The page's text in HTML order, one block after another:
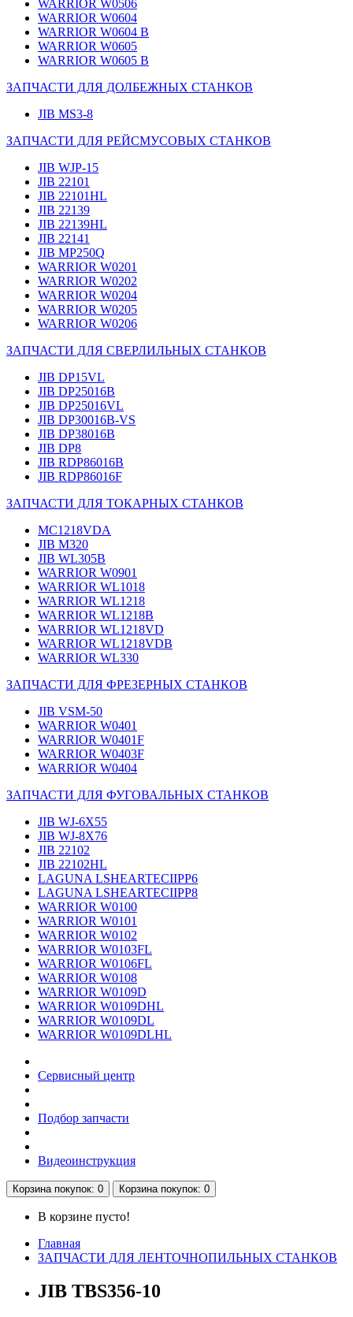
WARRIOR W0506
WARRIOR W0604
WARRIOR W0604 B
WARRIOR W0605
WARRIOR W0605 B
ЗАПЧАСТИ ДЛЯ ДОЛБЕЖНЫХ СТАНКОВ
JIB MS3-8
ЗАПЧАСТИ ДЛЯ РЕЙСМУСОВЫХ СТАНКОВ
JIB WJP-15
JIB 22101
JIB 22101HL
JIB 22139
JIB 22139HL
JIB 22141
JIB MP250Q
WARRIOR W0201
WARRIOR W0202
WARRIOR W0204
WARRIOR W0205
WARRIOR W0206
ЗАПЧАСТИ ДЛЯ СВЕРЛИЛЬНЫХ СТАНКОВ
JIB DP15VL
JIB DP25016B
JIB DP25016VL
JIB DP30016B-VS
JIB DP38016B
JIB DP8
JIB RDP86016B
JIB RDP86016F
ЗАПЧАСТИ ДЛЯ ТОКАРНЫХ СТАНКОВ
MC1218VDA
JIB M320
JIB WL305B
WARRIOR W0901
WARRIOR WL1018
WARRIOR WL1218
WARRIOR WL1218B
WARRIOR WL1218VD
WARRIOR WL1218VDB
WARRIOR WL330
ЗАПЧАСТИ ДЛЯ ФРЕЗЕРНЫХ СТАНКОВ
JIB VSM-50
WARRIOR W0401
WARRIOR W0401F
WARRIOR W0403F
WARRIOR W0404
ЗАПЧАСТИ ДЛЯ ФУГОВАЛЬНЫХ СТАНКОВ
JIB WJ-6X55
JIB WJ-8X76
JIB 22102
JIB 22102HL
LAGUNA LSHEARTECIIPP6
LAGUNA LSHEARTECIIPP8
WARRIOR W0100
WARRIOR W0101
WARRIOR W0102
WARRIOR W0103FL
WARRIOR W0106FL
WARRIOR W0108
WARRIOR W0109D
WARRIOR W0109DHL
WARRIOR W0109DL
WARRIOR W0109DLHL
Сервисный центр
Подбор запчасти
Видеоинструкция
Корзинапокупок: 0 Корзинапокупок: 0
В корзине пусто!
Главная
ЗАПЧАСТИ ДЛЯ ЛЕНТОЧНОПИЛЬНЫХ СТАНКОВ
JIB TBS356-10